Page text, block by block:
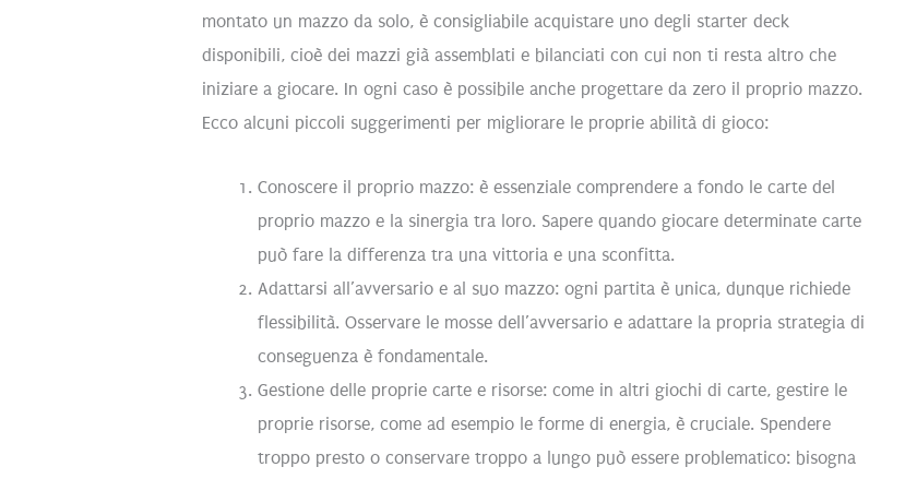
montato un mazzo da solo, è consigliabile acquistare uno degli starter deck
disponibili, cioè dei mazzi già assemblati e bilanciati con cui non ti resta altro che
iniziare a giocare. In ogni caso è possibile anche progettare da zero il proprio mazzo.
Ecco alcuni piccoli suggerimenti per migliorare le proprie abilità di gioco:
Conoscere il proprio mazzo: è essenziale comprendere a fondo le carte del
proprio mazzo e la sinergia tra loro. Sapere quando giocare determinate carte
può fare la differenza tra una vittoria e una sconfitta.
Adattarsi all’avversario e al suo mazzo: ogni partita è unica, dunque richiede
flessibilità. Osservare le mosse dell’avversario e adattare la propria strategia di
conseguenza è fondamentale.
Gestione delle proprie carte e risorse: come in altri giochi di carte, gestire le
proprie risorse, come ad esempio le forme di energia, è cruciale. Spendere
troppo presto o conservare troppo a lungo può essere problematico: bisogna